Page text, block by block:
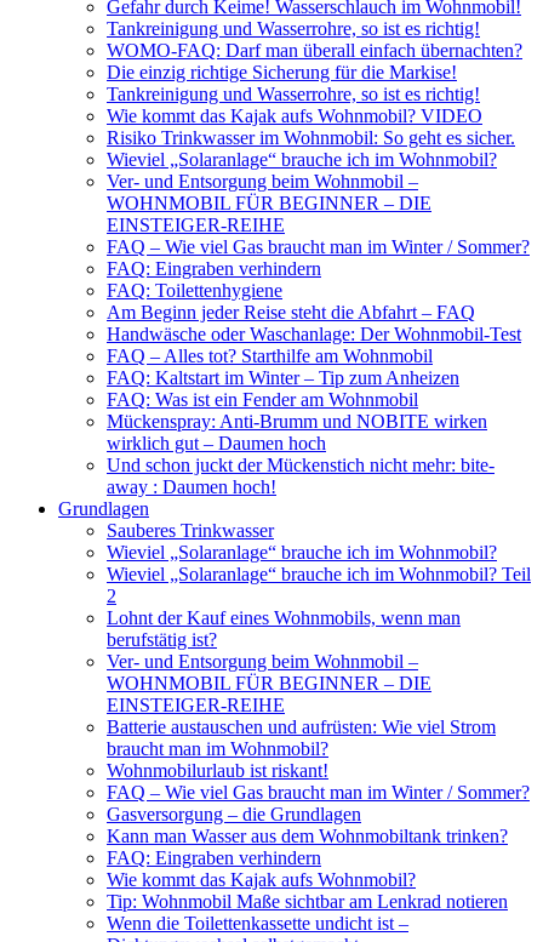
Gefahr durch Keime! Wasserschlauch im Wohnmobil!
Tankreinigung und Wasserrohre, so ist es richtig!
WOMO-FAQ: Darf man überall einfach übernachten?
Die einzig richtige Sicherung für die Markise!
Tankreinigung und Wasserrohre, so ist es richtig!
Wie kommt das Kajak aufs Wohnmobil? VIDEO
Risiko Trinkwasser im Wohnmobil: So geht es sicher.
Wieviel „Solaranlage“ brauche ich im Wohnmobil?
Ver- und Entsorgung beim Wohnmobil –
WOHNMOBIL FÜR BEGINNER – DIE
EINSTEIGER-REIHE
FAQ – Wie viel Gas braucht man im Winter / Sommer?
FAQ: Eingraben verhindern
FAQ: Toilettenhygiene
Am Beginn jeder Reise steht die Abfahrt – FAQ
Handwäsche oder Waschanlage: Der Wohnmobil-Test
FAQ – Alles tot? Starthilfe am Wohnmobil
FAQ: Kaltstart im Winter – Tip zum Anheizen
FAQ: Was ist ein Fender am Wohnmobil
Mückenspray: Anti-Brumm und NOBITE wirken
wirklich gut – Daumen hoch
Und schon juckt der Mückenstich nicht mehr: bite-
away : Daumen hoch!
Grundlagen
Sauberes Trinkwasser
Wieviel „Solaranlage“ brauche ich im Wohnmobil?
Wieviel „Solaranlage“ brauche ich im Wohnmobil? Teil
2
Lohnt der Kauf eines Wohnmobils, wenn man
berufstätig ist?
Ver- und Entsorgung beim Wohnmobil –
WOHNMOBIL FÜR BEGINNER – DIE
EINSTEIGER-REIHE
Batterie austauschen und aufrüsten: Wie viel Strom
braucht man im Wohnmobil?
Wohnmobilurlaub ist riskant!
FAQ – Wie viel Gas braucht man im Winter / Sommer?
Gasversorgung – die Grundlagen
Kann man Wasser aus dem Wohnmobiltank trinken?
FAQ: Eingraben verhindern
Wie kommt das Kajak aufs Wohnmobil?
Tip: Wohnmobil Maße sichtbar am Lenkrad notieren
Wenn die Toilettenkassette undicht ist –